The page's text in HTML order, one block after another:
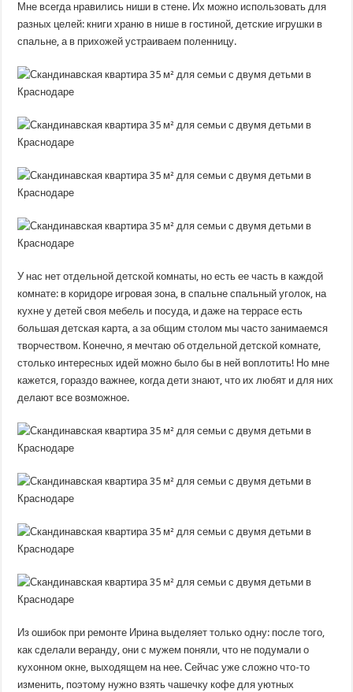
Мне всегда нравились ниши в стене. Их можно использовать для
разных целей: книги храню в нише в гостиной, детские игрушки в
спальне, а в прихожей устраиваем поленницу.
У нас нет отдельной детской комнаты, но есть ее часть в каждой
комнате: в коридоре игровая зона, в спальне спальный уголок, на
кухне у детей своя мебель и посуда, и даже на террасе есть
большая детская карта, а за общим столом мы часто занимаемся
творчеством. Конечно, я мечтаю об отдельной детской комнате,
столько интересных идей можно было бы в ней воплотить! Но мне
кажется, гораздо важнее, когда дети знают, что их любят и для них
делают все возможное.
Из ошибок при ремонте Ирина выделяет только одну: после того,
как сделали веранду, они с мужем поняли, что не подумали о
кухонном окне, выходящем на нее. Сейчас уже сложно что-то
изменить, поэтому нужно взять чашечку кофе для уютных